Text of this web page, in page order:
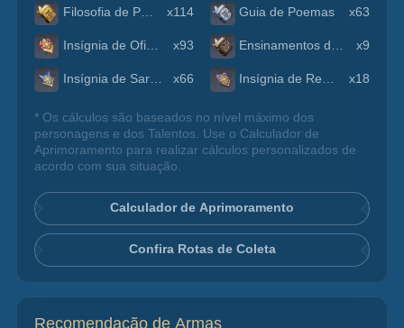
Filosofia de Poemas x114 Guia de Poemas x63
Insígnia de Oficial x93 Ensinamentos de Poemas x9
Insígnia de Sargento x66 x18
* Os cálculos são baseados no nível máximo dos
personagens e dos Talentos. Use o Calculador de
Aprimoramento para realizar cálculos personalizados de
acordo com sua situação.
Calculador de Aprimoramento
Confira Rotas de Coleta
Recomendação de Armas